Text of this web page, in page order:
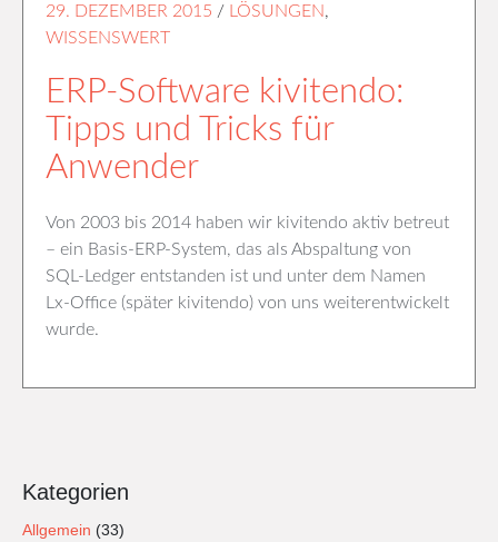
29. DEZEMBER 2015 / LÖSUNGEN,
WISSENSWERT
ERP-Software kivitendo:
Tipps und Tricks für
Anwender
Von 2003 bis 2014 haben wir kivitendo aktiv betreut
– ein Basis-ERP-System, das als Abspaltung von
SQL-Ledger entstanden ist und unter dem Namen
Lx-Office (später kivitendo) von uns weiterentwickelt
wurde.
Kategorien
Allgemein (33)